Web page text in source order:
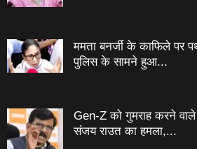
ममता बनर्जी के काफिले पर
पुलिस के सामने हुआ...
Gen-Z को गुमराह करने वाले
संजय राउत का हमला,...